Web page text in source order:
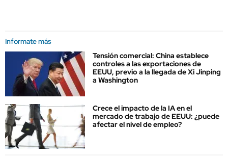
Informate más
Tensión comercial: China establece
controles a las exportaciones de
EEUU, previo a la llegada de Xi Jinping
a Washington
Crece el impacto de la IA en el
mercado de trabajo de EEUU: ¿puede
afectar el nivel de empleo?